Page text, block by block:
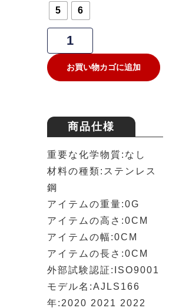
5 6
お買い物カゴに追加
商品仕様
重要な化学物質:なし
材料の種類:ステンレス
鋼
アイテムの重量:0G
アイテムの高さ:0CM
アイテムの幅:0CM
アイテムの長さ:0CM
外部試験認証:ISO9001
モデル名:AJLS166
年:2020 2021 2022